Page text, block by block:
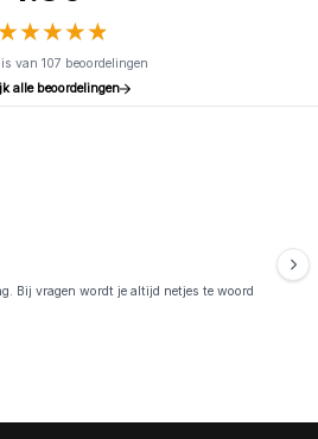
★★★★
★★★★
van 107 beoordelingen
alle beoordelingen
Bij vragen wordt je altijd netjes te woord